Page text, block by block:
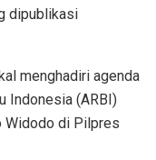
dipublikasi
menghadiri agenda
Indonesia (ARBI)
Widodo di Pilpres